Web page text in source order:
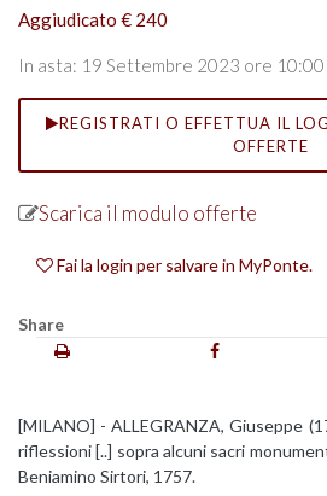
Aggiudicato € 240
In asta: 19 Settembre 2023 ore 10:00
REGISTRATI O EFFETTUA IL
OFFERTE
Scarica il modulo offerte
Fai la login per salvare in MyPonte.
Share
[MILANO] - ALLEGRANZA, Giuseppe
riflessioni [..] sopra alcuni sacri
Beniamino Sirtori, 1757.